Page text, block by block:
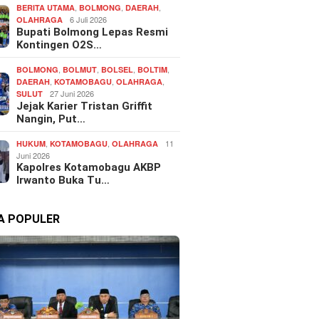
BERITA UTAMA, BOLMONG,DAERAH,
OLAHRAGA 6 Juli 2026
Bupati Bolmong Lepas Resmi
Kontingen O2S…
BOLMONG, BOLMUT, BOLSEL, BOLTIM,
DAERAH,KOTAMOBAGU,OLAHRAGA,
SULUT 27 Juni 2026
Jejak Karier Tristan Griffit
Nangin, Put…
HUKUM,KOTAMOBAGU,OLAHRAGA
11
Juni 2026
Kapolres Kotamobagu AKBP
Irwanto Buka Tu…
POPULER